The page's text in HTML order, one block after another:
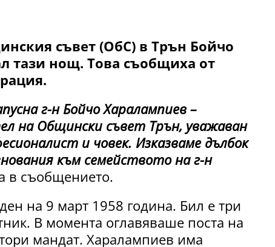
съвет (ОбС) в Трън Бойчо
тази нощ. Това съобщиха от
г-н Бойчо Харалампиев –
на Общински съвет Трън, уважаван
и човек. Изказваме дълбок
към семейството на г-н
в съобщението.
на 9 март 1958 година. Бил е три
В момента оглавяваше поста на
мандат. Харалампиев има